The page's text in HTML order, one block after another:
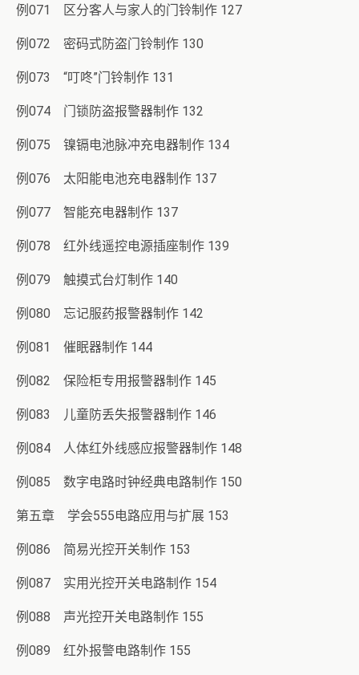
例071 区分客人与家人的门铃制作 127
例072 密码式防盗门铃制作 130
例073 “叮咚”门铃制作 131
例074 门锁防盗报警器制作 132
例075 镍镉电池脉冲充电器制作 134
例076 太阳能电池充电器制作 137
例077 智能充电器制作 137
例078 红外线遥控电源插座制作 139
例079 触摸式台灯制作 140
例080 忘记服药报警器制作 142
例081 催眠器制作 144
例082 保险柜专用报警器制作 145
例083 儿童防丢失报警器制作 146
例084 人体红外线感应报警器制作 148
例085 数字电路时钟经典电路制作 150
第五章 学会555电路应用与扩展 153
例086 简易光控开关制作 153
例087 实用光控开关电路制作 154
例088 声光控开关电路制作 155
例089 红外报警电路制作 155